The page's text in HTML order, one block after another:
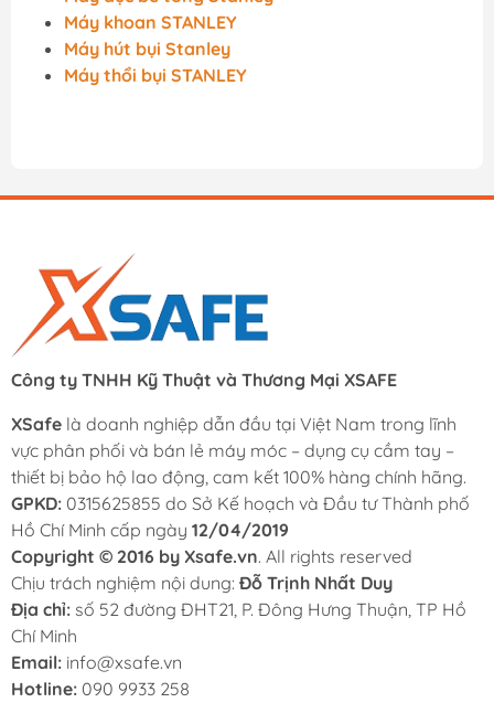
Máy khoan STANLEY
Máy hút bụi Stanley
Máy thổi bụi STANLEY
Công ty TNHH Kỹ Thuật và Thương Mại XSAFE
XSafe là doanh nghiệp dẫn đầu tại Việt Nam trong lĩnh
vực phân phối và bán lẻ máy móc – dụng cụ cầm tay –
thiết bị bảo hộ lao động, cam kết 100% hàng chính hãng.
GPKD: 0315625855 do Sở Kế hoạch và Đầu tư Thành phố
Hồ Chí Minh cấp ngày 12/04/2019
Copyright © 2016 by Xsafe.vn. All rights reserved
Chịu trách nghiệm nội dung: Đỗ Trịnh Nhất Duy
Địa chỉ: số 52 đường ĐHT21, P. Đông Hưng Thuận, TP Hồ
Chí Minh
Email: info@xsafe.vn
Hotline: 090 9933 258